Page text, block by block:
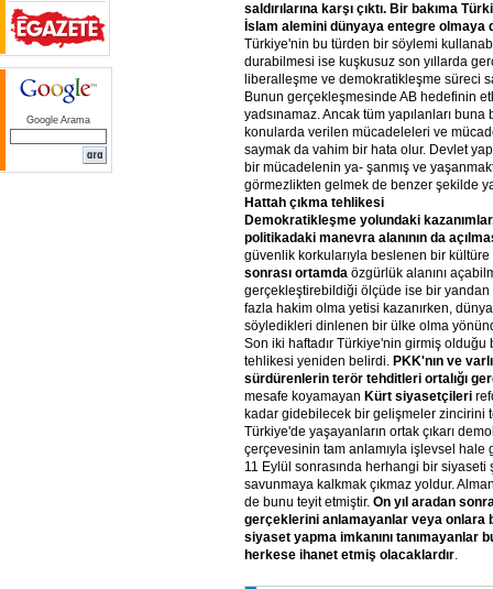
Google Arama
saldırılarına karşı çıktı. Bir bakıma
İslam alemini dünyaya entegre olmaya
Türkiye'nin bu türden bir söylemi
durabilmesi ise kuşkusuz son yıllarda
liberalleşme ve demokratikleşme süreci
Bunun gerçekleşmesinde AB hedefinin
yadsınamaz. Ancak tüm yapılanları
konularda verilen mücadeleleri ve
saymak da vahim bir hata olur. Devlet
bir mücadelenin ya- şanmış ve
görmezlikten gelmek de benzer şekilde
Hattah çıkma tehlikesi
Demokratikleşme yolundaki
politikadaki manevra alanının da
güvenlik korkularıyla beslenen bir
sonrası ortamda özgürlük alanını
gerçekleştirebildiği ölçüde ise bir
fazla hakim olma yetisi kazanırken,
söyledikleri dinlenen bir ülke olma
Son iki haftadır Türkiye'nin girmiş olduğu
tehlikesi yeniden belirdi. PKK'nın ve
sürdürenlerin terör tehditleri ortalığı
mesafe koyamayan Kürt siyasetçileri
kadar gidebilecek bir gelişmeler zincirini
Türkiye'de yaşayanların ortak çıkarı
çerçevesinin tam anlamıyla işlevsel hale
11 Eylül sonrasında herhangi bir siyaseti
savunmaya kalkmak çıkmaz yoldur.
de bunu teyit etmiştir. On yıl aradan
gerçeklerini anlamayanlar veya onlara
siyaset yapma imkanını tanımayanlar
herkese ihanet etmiş olacaklardır.